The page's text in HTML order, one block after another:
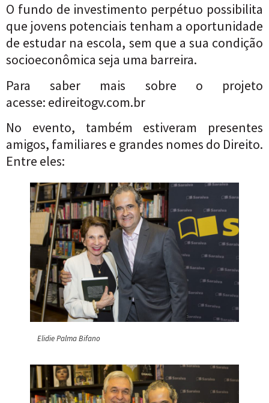
O fundo de investimento perpétuo possibilita
que jovens potenciais tenham a oportunidade
de estudar na escola, sem que a sua condição
socioeconômica seja uma barreira.
Para saber mais sobre o projeto
acesse: edireitogv.com.br
No evento, também estiveram presentes
amigos, familiares e grandes nomes do Direito.
Entre eles:
Elidie Palma Bifano